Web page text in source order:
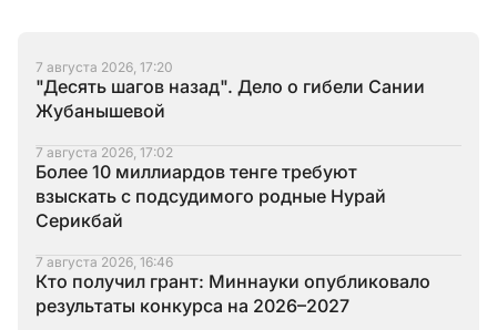
7 августа 2026, 17:20
"Десять шагов назад". Дело о гибели Сании
Жубанышевой
7 августа 2026, 17:02
Более 10 миллиардов тенге требуют
взыскать с подсудимого родные Нурай
Серикбай
7 августа 2026, 16:46
Кто получил грант: Миннауки опубликовало
результаты конкурса на 2026–2027